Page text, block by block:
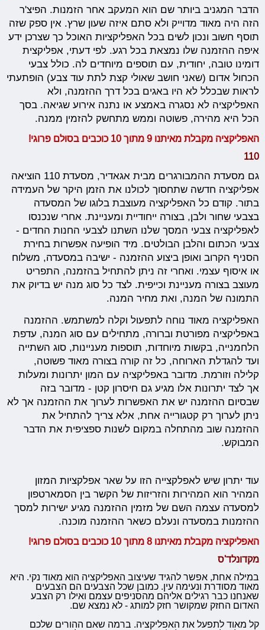
הדבר המגניב ביותר שם הוא המעקב אחר הזמנות. הפיצ'ר
הזה היה מאוד מדוייק ולא סתם איזה שעון שרץ. אין ספק שזה
תוסף חשוב ונכון לשים בכל האפליקציות האוכל כך שצרכן ידע
איפה ההזמנה שלו נמצאת בכל רגע. לפי דעתי, אפליקצית
דומינו טובה, יחודית, עם תוספים מיוחדים לה. כולל צבעי
הכחול אדום (שאני חושב שאולי קצת לתת עוד צבע) הופתעתי
לראות שבכלל לא היו באגים בכל דרך ההזמנה, ולא
האפליקציה לא נסגרה באמצע או נתנה אירוע שגיאה. בסך
הכל היא מהירה, פשוטה וממש מתחשק להזמין ממנה.
האפליקציה מקבלת מאיתנו 9 מתוך 10 כוכבים בסולם פרוגי!
110
גם מסעדת ההמבורגרים מבית אגאדיר, מסעדת 110 הוציאה
אפליקציה חדשה שתחסוך לכולנו את הזמן היקר של העמידה
בתור. קודם כל האפליקציה מעוצבת בלוגו של המסעדה
בצבעי שחור ולבן, בצורה ייחודיית ומעניינת. אחרי שנכנסו
לאפליקציה צבעי המסך שלנו השתנו לצבעי החנות החדים -
צבעי הכתום והלבן הבולטים. מיד הופיעה אפשרות בחירת
הסניף הקרוב ואופן ביצוע ההזמנה - ישיבה במסעדה, משלוח
או איסוף עצמי. ואחרי זה ניתן להתחיל בהזמנה, התפריט
מעוצב בצורה מעניינת וכייפית. לצד כל סוג מנה יש בדיוק את
התמונה של המנה, ואת מחיר המנה.
האפליקציה מאוד נוחה לתפעול וקלה למשתמש. ההזמנה
באפליקציה מפורטת וברורה, מתחילים עם סוג המנה, עדפת
הלחמנייה, בקשות מיוחדות, תוספות מעניינות, סוג השתייה
ועד להגדלת הארוחה, כל זה קורה בצורה מאוד פשוטה,
קלילה וזורמת. מדובר באפליקציה עם המון יתרונות ומעלות
אך לצד יתרונות אלו מגיע גם חיסרון קטן - מדובר בזה
שבסיום ההזמנה יש את האפשרות לערוך את ההזמנה אך לא
ניתן לערוך רק קטגורייה אחת, אלא צריך להתחיל את
ההזמנה שוב מהתחלה במקום לשנות ספציפית את הדבר
המבוקש.
עוד יתרון שיש לאפלקצייה הזו על שאר אפלקציות המזון
המהיר הוא המהירות והזריזות של הקשר בין הסמארטפון
למסעדה עצמה השם של מזמין ההזמנה מגיע ישירות למסך
ההזמנות במסעדה ונעלם כשאר ההזמנה מוכנה.
האפליקציה מקבלת מאיתנו 8 מתוך 10 כוכבים בסולם פרוגי!
מקדונלד'ס
במילה אחת, אפשר להגיד שעיצוב האפליקציה הוא מאוד נקי. היא
מאוד מסודרת ונעימה עין. כמובן שכל הצבעים הם הצבעים
שאנחנו כבר רגילים אליהם מהסניפים עצמם ואילו רק הצבע
האדום החזק שמקושר חזק למותג - לא נמצא שם.
קל מאוד לתפעל את האפליקציה. ברמה שאם ההורים שלכם